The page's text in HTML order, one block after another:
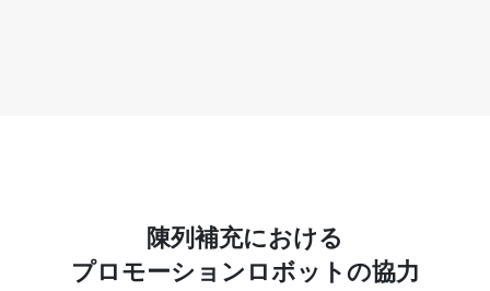
陳列補充における
プロモーションロボットの協力